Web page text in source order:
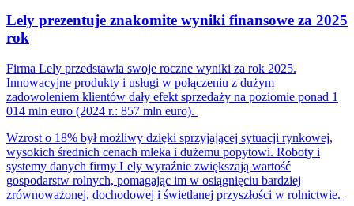
Lely prezentuje znakomite wyniki finansowe za 2025
rok
Firma Lely przedstawia swoje roczne wyniki za rok 2025.
Innowacyjne produkty i usługi w połączeniu z dużym
zadowoleniem klientów dały efekt sprzedaży na poziomie ponad 1
014 mln euro (2024 r.: 857 mln euro).
Wzrost o 18% był możliwy dzięki sprzyjającej sytuacji rynkowej,
wysokich średnich cenach mleka i dużemu popytowi. Roboty i
systemy danych firmy Lely wyraźnie zwiększają wartość
gospodarstw rolnych, pomagając im w osiągnięciu bardziej
zrównoważonej, dochodowej i świetlanej przyszłości w rolnictwie.